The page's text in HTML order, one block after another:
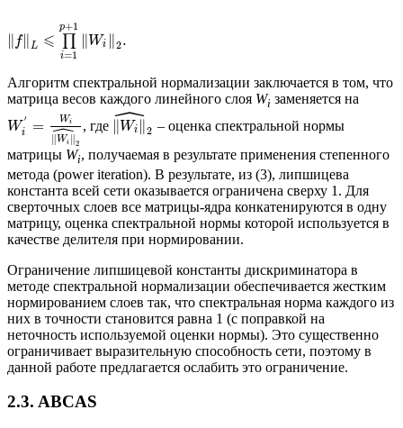
∥ f∥L ⩽ ∏
i=1
p+1
∥Wi ∥2.
Алгоритм спектральной нормализации заключается в том, что
матрица весов каждого линейного слоя Wi заменяется на
W
′
i = Wi
∥Wi ∥
ˆ2
, где ∥Wi ∥
ˆ 2 – оценка спектральной нормы
матрицы Wi, получаемая в результате применения степенного
метода (power iteration). В результате, из (3), липшицева
константа всей сети оказывается ограничена сверху 1. Для
сверточных слоев все матрицы-ядра конкатенируются в одну
матрицу, оценка спектральной нормы которой используется в
качестве делителя при нормировании.
Ограничение липшицевой константы дискриминатора в
методе спектральной нормализации обеспечивается жестким
нормированием слоев так, что спектральная норма каждого из
них в точности становится равна 1 (с поправкой на
неточность используемой оценки нормы). Это существенно
ограничивает выразительную способность сети, поэтому в
данной работе предлагается ослабить это ограничение.
2.3. ABCAS